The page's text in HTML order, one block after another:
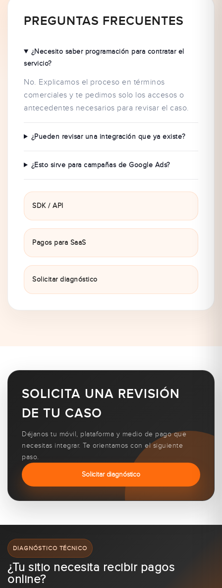
PREGUNTAS FRECUENTES
¿Necesito saber programación para contratar el
servicio?
No. Explicamos el proceso en términos
comerciales y te pedimos solo los accesos o
antecedentes necesarios para revisar el caso.
¿Pueden revisar una integración que ya existe?
¿Esto sirve para campañas de Google Ads?
SDK / API
Pagos para SaaS
Solicitar diagnóstico
SOLICITA UNA REVISIÓN
DE TU CASO
Déjanos tu móvil, plataforma y medio de pago que
necesitas integrar. Te orientamos con el siguiente
paso.
Solicitar diagnóstico
DIAGNÓSTICO TÉCNICO
¿Tu sitio necesita recibir pagos
online?